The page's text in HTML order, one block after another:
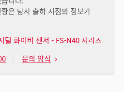
은 당사 출하 시점의 정보가
털 화이버 센서 - FS-N40 시리즈
문의 양식